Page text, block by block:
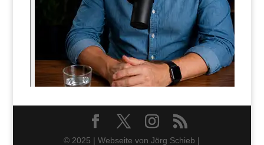
© 2025 | Webseite von Jörg Schieb |